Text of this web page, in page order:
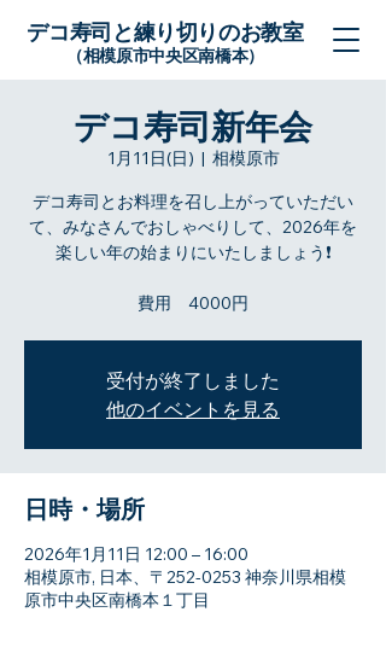
デコ寿司と練り切りのお教室
（相模原市中央区南橋本）
デコ寿司新年会
1月11日(日)
  |
相模原市
デコ寿司とお料理を召し上がっていただい
て、みなさんでおしゃべりして、2026年を
楽しい年の始まりにいたしましょう❗️
費用 4000円
受付が終了しました
他のイベントを見る
日時・場所
2026年1月11日 12:00 – 16:00
相模原市, 日本、〒252-0253 神奈川県相模
原市中央区南橋本１丁目